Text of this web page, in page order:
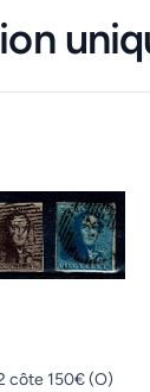
côte 150€(O)